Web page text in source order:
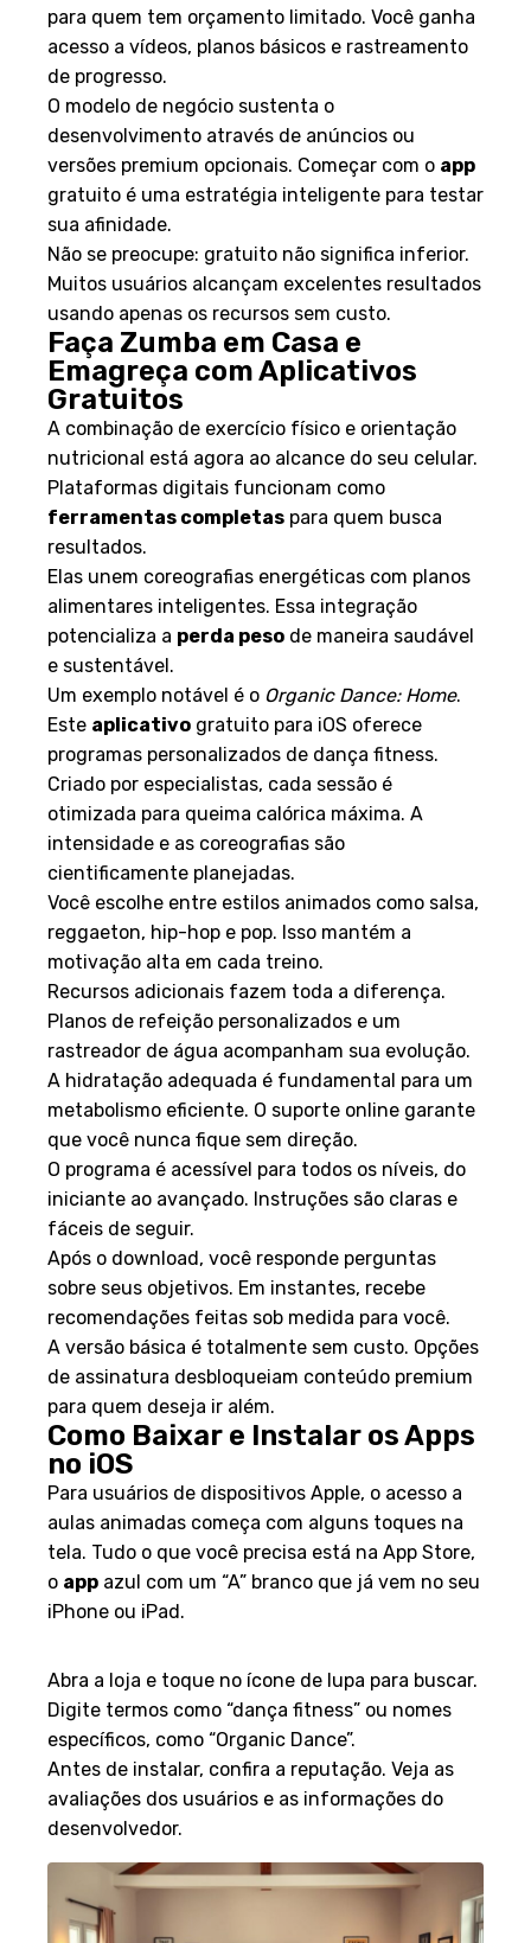
para quem tem orçamento limitado. Você ganha
acesso a vídeos, planos básicos e rastreamento
de progresso.
O modelo de negócio sustenta o
desenvolvimento através de anúncios ou
versões premium opcionais. Começar com o app
gratuito é uma estratégia inteligente para testar
sua afinidade.
Não se preocupe: gratuito não significa inferior.
Muitos usuários alcançam excelentes resultados
usando apenas os recursos sem custo.
Faça Zumba em Casa e
Emagreça com Aplicativos
Gratuitos
A combinação de exercício físico e orientação
nutricional está agora ao alcance do seu celular.
Plataformas digitais funcionam como
ferramentas completas para quem busca
resultados.
Elas unem coreografias energéticas com planos
alimentares inteligentes. Essa integração
potencializa a perda peso de maneira saudável
e sustentável.
Um exemplo notável é o Organic Dance: Home.
Este aplicativo gratuito para iOS oferece
programas personalizados de dança fitness.
Criado por especialistas, cada sessão é
otimizada para queima calórica máxima. A
intensidade e as coreografias são
cientificamente planejadas.
Você escolhe entre estilos animados como salsa,
reggaeton, hip-hop e pop. Isso mantém a
motivação alta em cada treino.
Recursos adicionais fazem toda a diferença.
Planos de refeição personalizados e um
rastreador de água acompanham sua evolução.
A hidratação adequada é fundamental para um
metabolismo eficiente. O suporte online garante
que você nunca fique sem direção.
O programa é acessível para todos os níveis, do
iniciante ao avançado. Instruções são claras e
fáceis de seguir.
Após o download, você responde perguntas
sobre seus objetivos. Em instantes, recebe
recomendações feitas sob medida para você.
A versão básica é totalmente sem custo. Opções
de assinatura desbloqueiam conteúdo premium
para quem deseja ir além.
Como Baixar e Instalar os Apps
no iOS
Para usuários de dispositivos Apple, o acesso a
aulas animadas começa com alguns toques na
tela. Tudo o que você precisa está na App Store,
o app azul com um “A” branco que já vem no seu
iPhone ou iPad.
Abra a loja e toque no ícone de lupa para buscar.
Digite termos como “dança fitness” ou nomes
específicos, como “Organic Dance”.
Antes de instalar, confira a reputação. Veja as
avaliações dos usuários e as informações do
desenvolvedor.